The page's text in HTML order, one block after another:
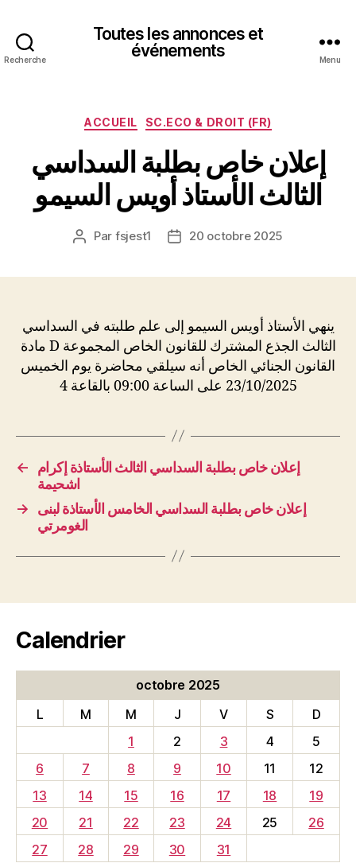
Recherche
Toutes les annonces et
événements
Menu
Catégories
ACCUEIL SC.ECO & DROIT (FR)
إعلان خاص بطلبة السداسي
الثالث الأستاذ أويس السيمو
Auteur
Par fsjest1
Date20 octobre 2025
ينهي الأستاذ أويس السيمو إلى علم طلبته في السداسي
الثالث الجذع المشترك للقانون الخاص المجموعة D مادة
القانون الجنائي الخاص أنه سيلقي محاضرة يوم الخميس
23/10/2025 على الساعة 09:00 بالقاعة 4
←
إعلان خاص بطلبة السداسي الثالث الأستاذة إكرام
اشحيمة
→
إعلان خاص بطلبة السداسي الخامس الأستاذة لبنى
الغومرتي
Calendrier
octobre 2025
L
M M J V S
D
1
2 3 4
5
6
7 8 9 10 11
12
13
14 15 16 17 18
19
20
21 22 23 24 25
26
27
28 29 30 31